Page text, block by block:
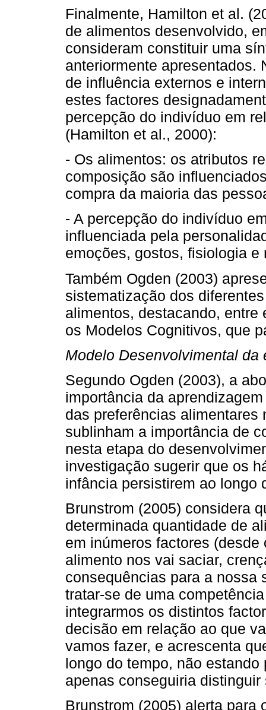
Finalmente, Hamilton et al.
de alimentos desenvolvido,
consideram constituir uma
anteriormente apresentados.
de influência externos e
estes factores
percepção do indivíduo em
(Hamilton et al., 2000):
- Os alimentos: os atributos
composição são
compra da maioria das
- A percepção do indivíduo
influenciada pela
emoções, gostos, fisiologia e
Também Ogden (2003)
sistematização dos
alimentos, destacando,
os Modelos Cognitivos, que
Modelo Desenvolvimental da
Segundo Ogden (2003), a
importância da
das preferências alimentares
sublinham a importância de
nesta etapa do
investigação sugerir que os
infância persistirem ao longo
Brunstrom (2005) considera
determinada quantidade de
em inúmeros factores
alimento nos vai saciar,
consequências para a nossa
tratar-se de uma
integrarmos os distintos
decisão em relação ao que
vamos fazer, e acrescenta
longo do tempo, não
apenas conseguiria
Brunstrom (2005) alerta para